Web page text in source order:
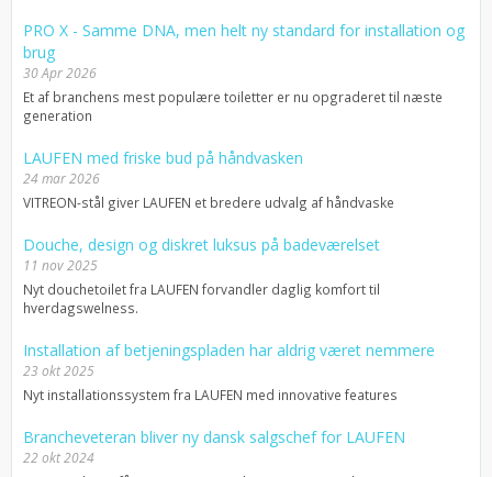
PRO X - Samme DNA, men helt ny standard for installation og
brug
30 Apr 2026
Et af branchens mest populære toiletter er nu opgraderet til næste
generation
LAUFEN med friske bud på håndvasken
24 mar 2026
VITREON-stål giver LAUFEN et bredere udvalg af håndvaske
Douche, design og diskret luksus på badeværelset
11 nov 2025
Nyt douchetoilet fra LAUFEN forvandler daglig komfort til
hverdagswelness.
Installation af betjeningspladen har aldrig været nemmere
23 okt 2025
Nyt installationssystem fra LAUFEN med innovative features
Brancheveteran bliver ny dansk salgschef for LAUFEN
22 okt 2024